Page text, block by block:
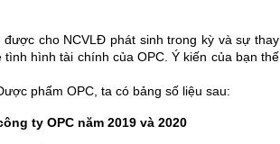
cho NCVLĐ phát sinh trong kỳ và sự thay
hình tài chính của OPC. Ý kiến của bạn thế
phẩm OPC, ta có bảng số liệu sau:
ty OPC năm 2019 và 2020